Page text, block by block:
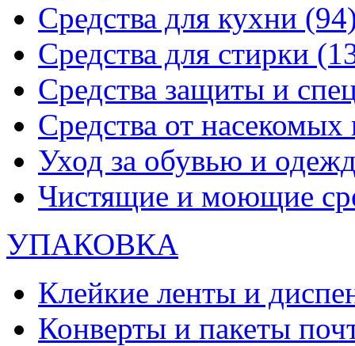
Средства для кухни
Средства для стирки
Средства защиты и
Средства от
Уход за обувью и
Чистящие и моющие
УПАКОВКА
Клейкие ленты и
Конверты и пакеты